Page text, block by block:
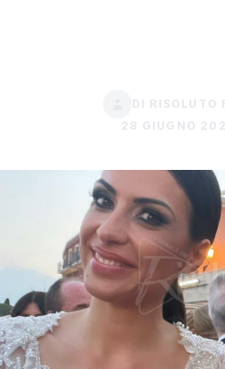
DI RISOLUTO
28 GIUGNO